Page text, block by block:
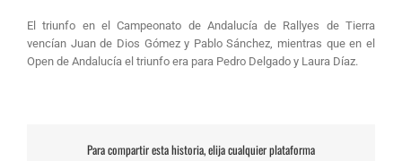
El triunfo en el Campeonato de Andalucía de Rallyes de Tierra
vencían Juan de Dios Gómez y Pablo Sánchez, mientras que en el
Open de Andalucía el triunfo era para Pedro Delgado y Laura Díaz.
Para compartir esta historia, elija cualquier plataforma